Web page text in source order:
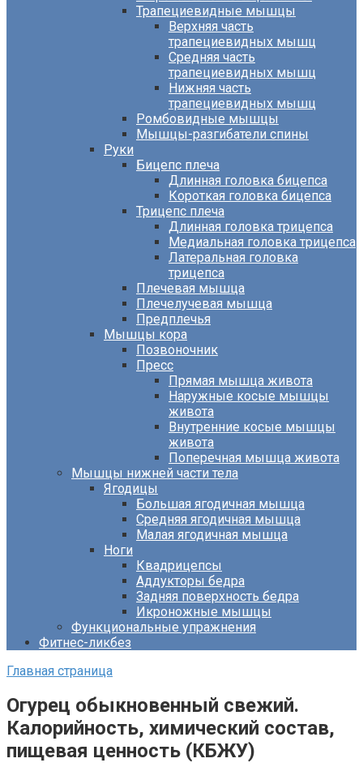
Трапециевидные мышцы
Верхняя часть
трапециевидных мышц
Средняя часть
трапециевидных мышц
Нижняя часть
трапециевидных мышц
Ромбовидные мышцы
Мышцы-разгибатели спины
Руки
Бицепс плеча
Длинная головка бицепса
Короткая головка бицепса
Трицепс плеча
Длинная головка трицепса
Медиальная головка трицепса
Латеральная головка
трицепса
Плечевая мышца
Плечелучевая мышца
Предплечья
Мышцы кора
Позвоночник
Пресс
Прямая мышца живота
Наружные косые мышцы
живота
Внутренние косые мышцы
живота
Поперечная мышца живота
Мышцы нижней части тела
Ягодицы
Большая ягодичная мышца
Средняя ягодичная мышца
Малая ягодичная мышца
Ноги
Квадрицепсы
Аддукторы бедра
Задняя поверхность бедра
Икроножные мышцы
Функциональные упражнения
Фитнес-ликбез
Главная страница
Огурец обыкновенный свежий.
Калорийность, химический состав,
пищевая ценность (КБЖУ)